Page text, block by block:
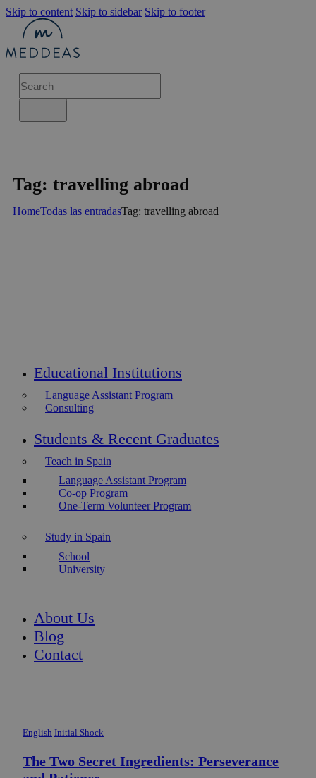
Skip to content Skip to sidebar Skip to footer
Tag: travelling abroad
HomeTodas las entradasTag: travelling abroad
Educational Institutions
Language Assistant Program
Consulting
Students & Recent Graduates
Teach in Spain
Language Assistant Program
Co-op Program
One-Term Volunteer Program
Study in Spain
School
University
About Us
Blog
Contact
English Initial Shock
The Two Secret Ingredients: Perseverance